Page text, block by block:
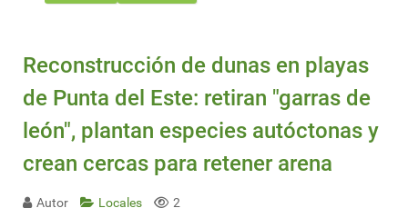
Reconstrucción de dunas en playas
de Punta del Este: retiran "garras de
león", plantan especies autóctonas y
crean cercas para retener arena
Autor Locales 2